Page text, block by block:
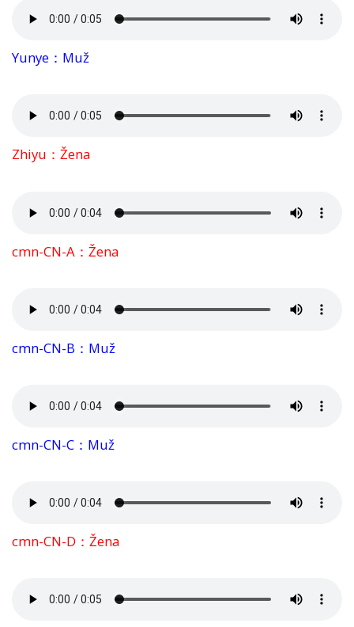
Yunye：Muž
Zhiyu：Žena
cmn-CN-A：Žena
cmn-CN-B：Muž
cmn-CN-C：Muž
cmn-CN-D：Žena